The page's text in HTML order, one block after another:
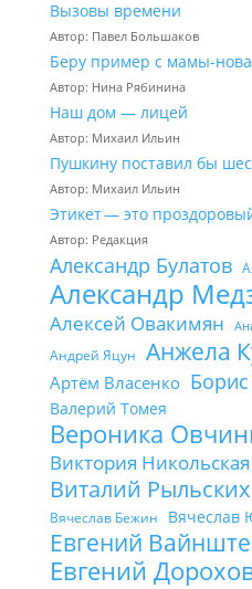
Вызовы времени
Автор: Павел Большаков
Беру пример с мамы-
Автор: Нина Рябинина
Наш дом — лицей
Автор: Михаил Ильин
Пушкину поставил бы
Автор: Михаил Ильин
Этикет — это
Автор: Редакция
Александр Булатов
Александр
Алексей Овакимян
Андрей Яцун Анжела
Артём Власенко
Валерий Томея
Вероника
Виктория Никольская
Виталий Рыльских
Вячеслав Бежин Вячеслав
Евгений
Евгений